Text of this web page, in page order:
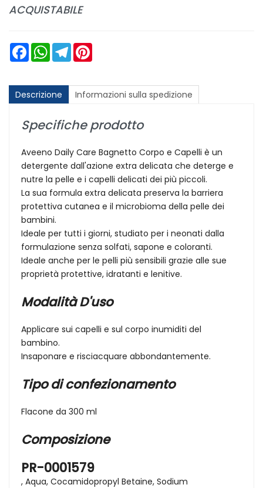
ACQUISTABILE
FacebookWhatsAppTelegram
Descrizione Informazioni sulla spedizione
Specifiche prodotto
Aveeno Daily Care Bagnetto Corpo e Capelli è un
detergente dall'azione extra delicata che deterge e
nutre la pelle e i capelli delicati dei più piccoli.
La sua formula extra delicata preserva la barriera
protettiva cutanea e il microbioma della pelle dei
bambini.
Ideale per tutti i giorni, studiato per i neonati dalla
formulazione senza solfati, sapone e coloranti.
Ideale anche per le pelli più sensibili grazie alle sue
proprietà protettive, idratanti e lenitive.
Modalità D'uso
Applicare sui capelli e sul corpo inumiditi del
bambino.
Insaponare e risciacquare abbondantemente.
Tipo di confezionamento
Flacone da 300 ml
Composizione
PR-0001579
, Aqua, Cocamidopropyl Betaine, Sodium